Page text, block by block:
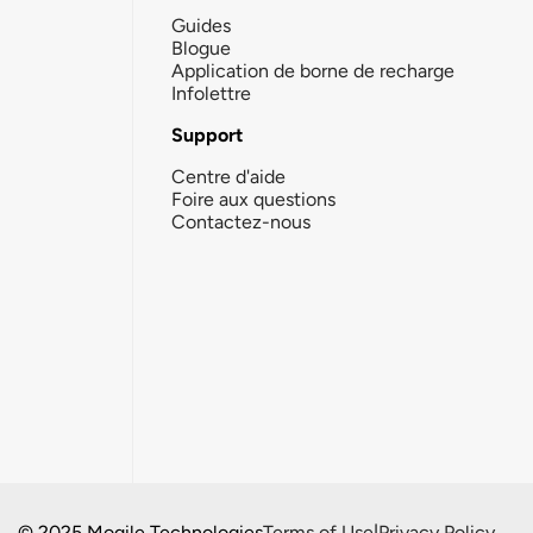
Guides
Blogue
Application de borne de recharge
Infolettre
Support
Centre d'aide
Foire aux questions
Contactez-nous